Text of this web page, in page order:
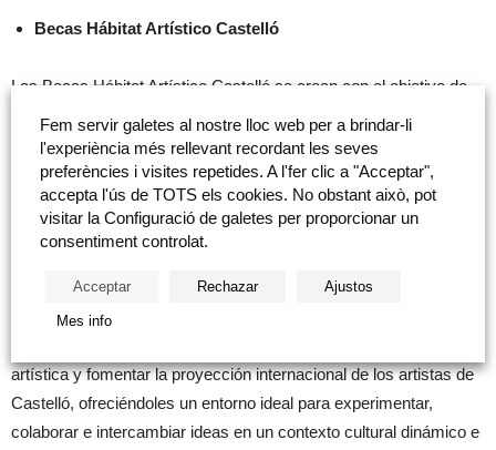
Becas Hábitat Artístico Castelló
Las Becas Hábitat Artístico Castelló se crean con el objetivo de
promover el talento y la creatividad de los artistas locales
empadronados en la ciudad de Castelló o en cualquier municipio
de la provincia. Desde la temporada 2013-2014, este programa
ofrece una oportunidad única para desarrollar un proyecto
artístico en la prestigiosa residencia GlogauAir, ubicada en Berlín.
Objetivo principal de la iniciativa
artística y fomentar la proyección internacional de los artistas de
Castelló, ofreciéndoles un entorno ideal para experimentar,
colaborar e intercambiar ideas en un contexto cultural dinámico e
Fem servir galetes al nostre lloc web per a brindar-li
l'experiència més rellevant recordant les seves
preferències i visites repetides. A l'fer clic a "Acceptar",
accepta l'ús de TOTS els cookies. No obstant això, pot
visitar la Configuració de galetes per proporcionar un
consentiment controlat.
Acceptar Rechazar Ajustos
Mes info